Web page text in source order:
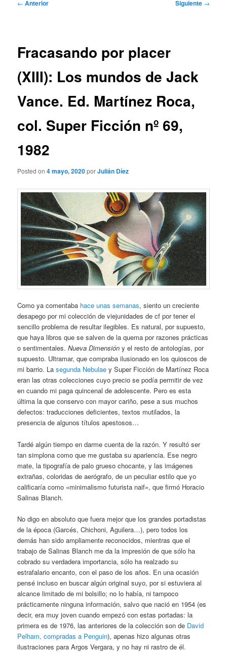
← Anterior Siguiente →
Fracasando por placer
(XIII): Los mundos de Jack
Vance. Ed. Martínez Roca,
col. Super Ficción nº 69,
1982
Posted on4 mayo, 2020porJulián Díez
Como ya comentaba hace unas semanas, siento un creciente
desapego por mi colección de viejunidades de cf por tener el
sencillo problema de resultar ilegibles. Es natural, por supuesto,
que haya libros que se salven de la quema por razones prácticas
o sentimentales.Nueva Dimensión y el resto de antologías, por
supuesto. Ultramar, que compraba ilusionado en los quioscos de
mi barrio. Lasegunda Nebulae y Super Ficción de Martínez Roca
eran las otras colecciones cuyo precio se podía permitir de vez
en cuando mi paga quincenal de adolescente. Pero es esta
última la que conservo con mayor cariño, pese a sus muchos
defectos: traducciones deficientes, textos mutilados, la
presencia de algunos títulos apestosos…
Tardé algún tiempo en darme cuenta de la razón. Y resultó ser
tan simplona como que me gustaba su apariencia. Ese negro
mate, la tipografía de palo grueso chocante, y las imágenes
extrañas, coloridas de aerógrafo, de un peculiar estilo que yo
calificaría como «minimalismo futurista naif», que firmó Horacio
Salinas Blanch.
No digo en absoluto que fuera mejor que los grandes portadistas
de la época (Garcés, Chichoni, Aguilera…), pero todos los
demás han sido ampliamente reconocidos, mientras que el
trabajo de Salinas Blanch me da la impresión de que sólo ha
cobrado su verdadera importancia, sólo ha realzado su
estrafalario encanto, con el paso de los años. En una ocasión
pensé incluso en buscar algún original suyo, por si estuviera al
alcance limitado de mi bolsillo; no lo había, ni tampoco
prácticamente ninguna información, salvo que nació en 1954 (es
decir, era muy joven cuando empezó con estas portadas: la
primera es de 1976, las anteriores de la colección son de David
Pelham, compradas a Penguin), apenas hizo algunas otras
ilustraciones para Argos Vergara, y no hay ni rastro de él.